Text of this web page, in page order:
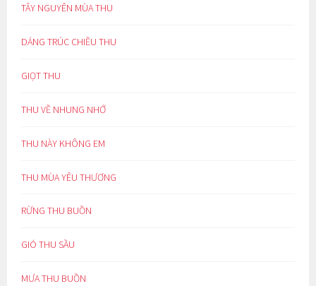
TÂY NGUYÊN MÙA THU
DÁNG TRÚC CHIỀU THU
GIỌT THU
THU VỀ NHUNG NHỚ
THU NÀY KHÔNG EM
THU MÙA YÊU THƯƠNG
RỪNG THU BUỒN
GIÓ THU SẦU
MƯA THU BUỒN